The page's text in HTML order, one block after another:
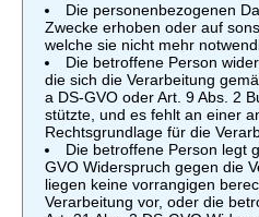
Die personenbezogenen
Zwecke erhoben oder auf
welche sie nicht mehr
Die betroffene Person
die sich die Verarbeitung
a DS-GVO oder Art. 9 Abs. 2
stützte, und es fehlt an einer
Rechtsgrundlage für die
Die betroffene Person legt
GVO Widerspruch gegen die
liegen keine vorrangigen
Verarbeitung vor, oder die